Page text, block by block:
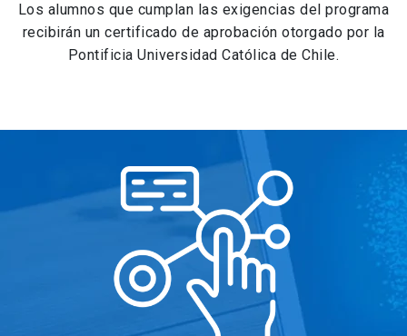
Los alumnos que cumplan las exigencias del programa
recibirán un certificado de aprobación otorgado por la
Pontificia Universidad Católica de Chile.